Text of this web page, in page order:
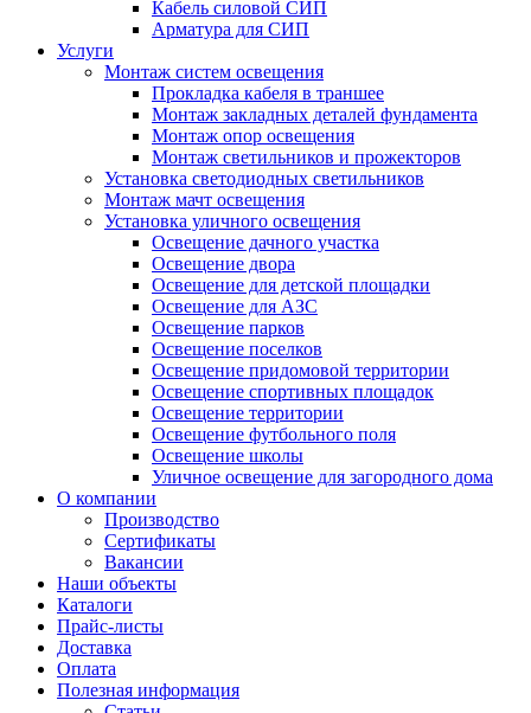
Кабель силовой СИП
Арматура для СИП
Услуги
Монтаж систем освещения
Прокладка кабеля в траншее
Монтаж закладных деталей фундамента
Монтаж опор освещения
Монтаж светильников и прожекторов
Установка светодиодных светильников
Монтаж мачт освещения
Установка уличного освещения
Освещение дачного участка
Освещение двора
Освещение для детской площадки
Освещение для АЗС
Освещение парков
Освещение поселков
Освещение придомовой территории
Освещение спортивных площадок
Освещение территории
Освещение футбольного поля
Освещение школы
Уличное освещение для загородного дома
О компании
Производство
Сертификаты
Вакансии
Наши объекты
Каталоги
Прайс-листы
Доставка
Оплата
Полезная информация